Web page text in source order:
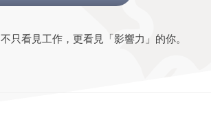
只看見工作，更看見「影響力」的你。